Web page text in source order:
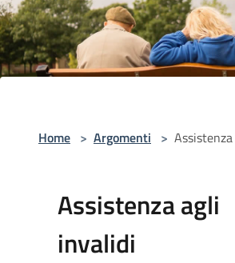
Home > Argomenti >
Assistenza agli
invalidi